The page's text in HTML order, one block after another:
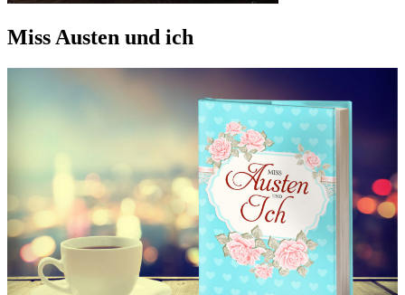
Miss Austen und ich